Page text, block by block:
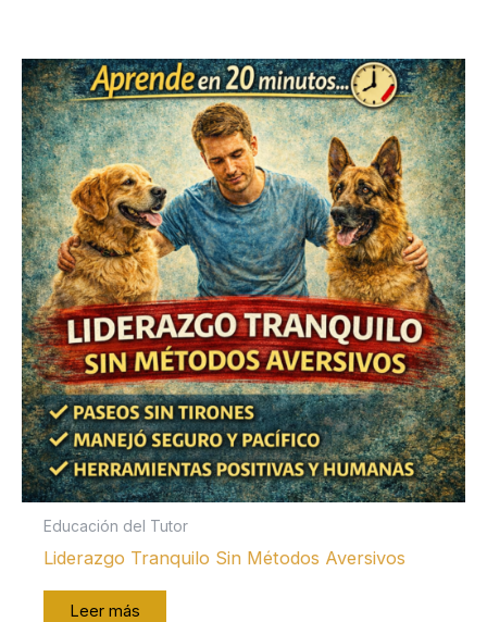
Educación del Tutor
Liderazgo Tranquilo Sin Métodos Aversivos
Leer más